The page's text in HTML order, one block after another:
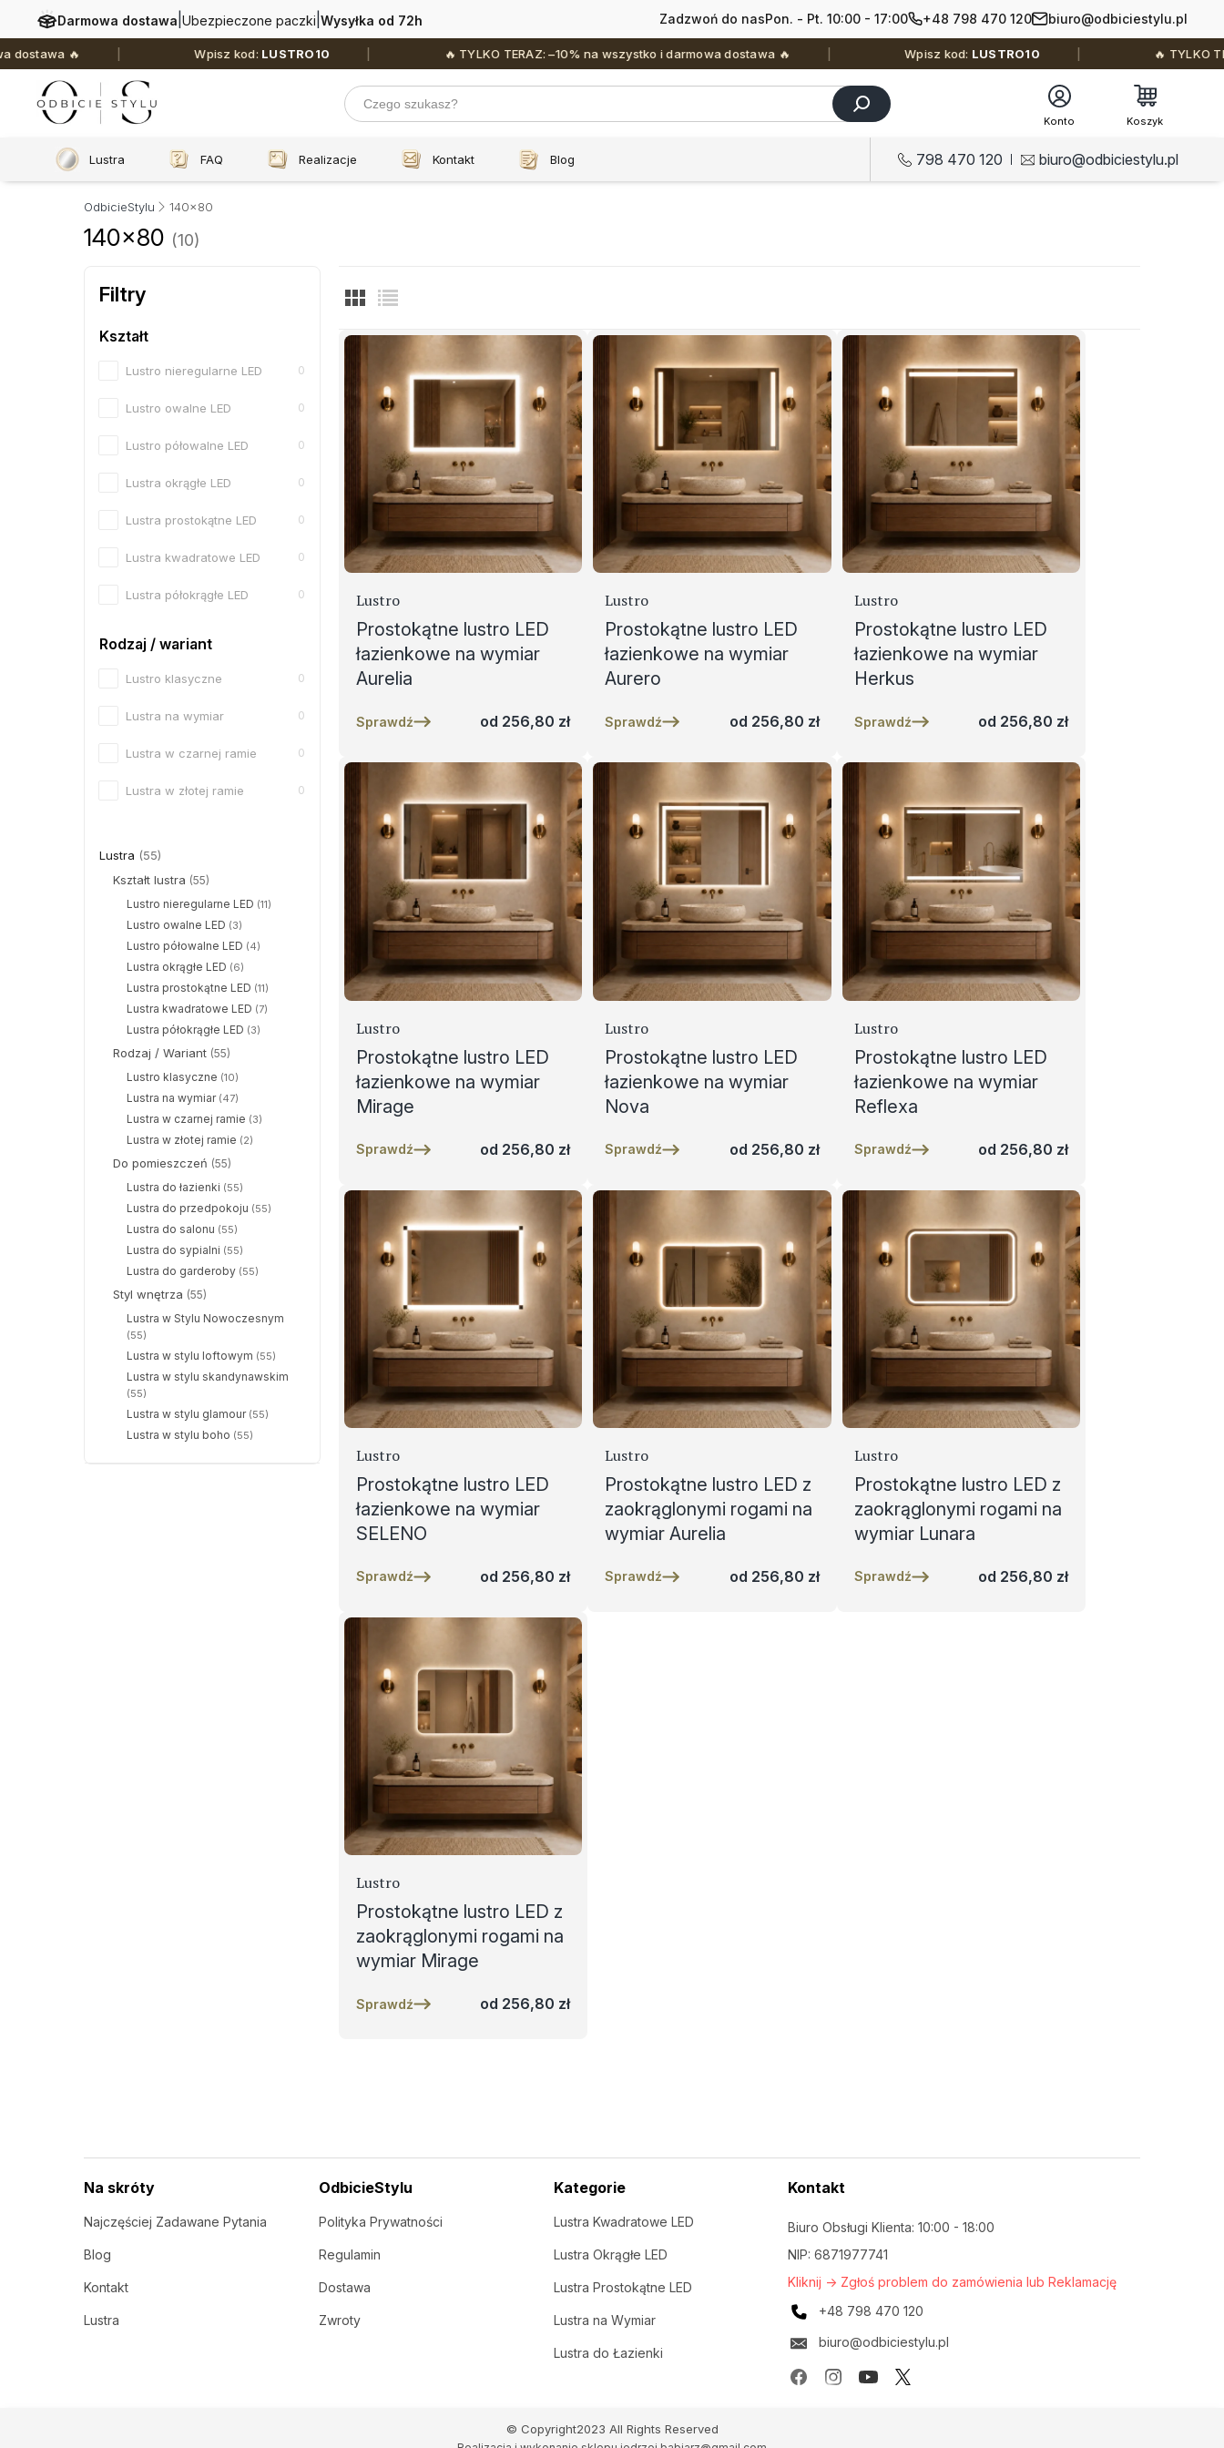
Darmowa dostawa Ubezpieczone paczki Wysyłka od 72h Zadzwoń do nasPon. - Pt. 10:00 - 17:00 +48 798 470 120 biuro@odbiciestylu.pl
LUSTRO10 🔥 TYLKO TERAZ: –10% na wszystko i darmowa dostawa 🔥 LUSTRO10 🔥 TYLKO TERAZ:
Konto Koszyk
Lustra FAQ Realizacje Kontakt Blog 798 470 120 biuro@odbiciestylu.pl
OdbicieStylu 140x80
140x80 (10)
Filtry
Kształt
Lustro nieregularne LED 0
Lustro owalne LED 0
Lustro półowalne LED 0
Lustra okrągłe LED 0
Lustra prostokątne LED 0
Lustra kwadratowe LED 0
Lustra półokrągłe LED 0
Rodzaj / wariant
Lustro klasyczne 0
Lustra na wymiar 0
Lustra w czarnej ramie 0
Lustra w złotej ramie 0
Lustra (55)
Kształt lustra (55)
Lustro nieregularne LED (11)
Lustro owalne LED (3)
Lustro półowalne LED (4)
Lustra okrągłe LED (6)
Lustra prostokątne LED (11)
Lustra kwadratowe LED (7)
Lustra półokrągłe LED (3)
Rodzaj / Wariant (55)
Lustro klasyczne (10)
Lustra na wymiar (47)
Lustra w czarnej ramie (3)
Lustra w złotej ramie (2)
Do pomieszczeń (55)
Lustra do łazienki (55)
Lustra do przedpokoju (55)
Lustra do salonu (55)
Lustra do sypialni (55)
Lustra do garderoby (55)
Styl wnętrza (55)
Lustra w Stylu Nowoczesnym
(55)
Lustra w stylu loftowym (55)
Lustra w stylu skandynawskim
(55)
Lustra w stylu glamour (55)
Lustra w stylu boho (55)
Lustro
Prostokątne lustro LED
łazienkowe na wymiar
Aurelia
Sprawdź od 256,80 zł
Lustro
Prostokątne lustro LED
łazienkowe na wymiar
Aurero
Sprawdź od 256,80 zł
Lustro
Prostokątne lustro LED
łazienkowe na wymiar
Herkus
Sprawdź od 256,80 zł
Lustro
Prostokątne lustro LED
łazienkowe na wymiar
Mirage
Sprawdź od 256,80 zł
Lustro
Prostokątne lustro LED
łazienkowe na wymiar
Nova
Sprawdź od 256,80 zł
Lustro
Prostokątne lustro LED
łazienkowe na wymiar
Reflexa
Sprawdź od 256,80 zł
Lustro
Prostokątne lustro LED
łazienkowe na wymiar
SELENO
Sprawdź od 256,80 zł
Lustro
Prostokątne lustro LED z
zaokrąglonymi rogami na
wymiar Aurelia
Sprawdź od 256,80 zł
Lustro
Prostokątne lustro LED z
zaokrąglonymi rogami na
wymiar Lunara
Sprawdź od 256,80 zł
Lustro
Prostokątne lustro LED z
zaokrąglonymi rogami na
wymiar Mirage
Sprawdź od 256,80 zł
Na skróty
Najczęściej Zadawane Pytania
Blog
Kontakt
Lustra
OdbicieStylu
Polityka Prywatności
Regulamin
Dostawa
Zwroty
Kategorie
Lustra Kwadratowe LED
Lustra Okrągłe LED
Lustra Prostokątne LED
Lustra na Wymiar
Lustra do Łazienki
Kontakt
Biuro Obsługi Klienta: 10:00 - 18:00
NIP: 6871977741
Kliknij -> Zgłoś problem do zamówienia lub Reklamację
+48 798 470 120
biuro@odbiciestylu.pl
© Copyright2023 All Rights Reserved